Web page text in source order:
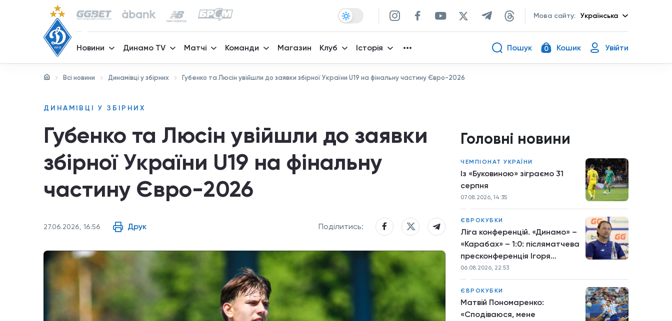
Мова сайту: Українська
Новини Динамо TV Матчі Команди Магазин Клуб Історія Пошук 0 Кошик Увійти
Всі новини Динамівці у збірних Губенко та Люсін увійшли до заявки збірної України U19 на фінальну частину Євро-2026
ДИНАМІВЦІ У ЗБІРНИХ
Губенко та Люсін увійшли до заявки
збірної України U19 на фінальну
частину Євро-2026
27.06.2026, 16:56 Друк Поділитись:
Головні новини
ЧЕМПІОНАТ УКРАЇНИ
Із «Буковиною» зіграємо 31
серпня
07.08.2026, 14:35
ЄВРОКУБКИ
Ліга конференцій. «Динамо» –
«Карабах» – 1:0: післяматчева
пресконференція Ігоря
Костюка
06.08.2026, 22:53
ЄВРОКУБКИ
Матвій Пономаренко:
«Сподіваюся, мене